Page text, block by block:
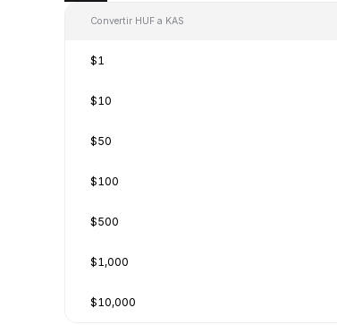
Convertir HUF a KAS
$1
$10
$50
$100
$500
$1,000
$10,000